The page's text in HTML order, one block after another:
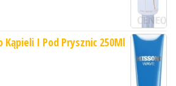
Kąpieli I Pod Prysznic 250Ml